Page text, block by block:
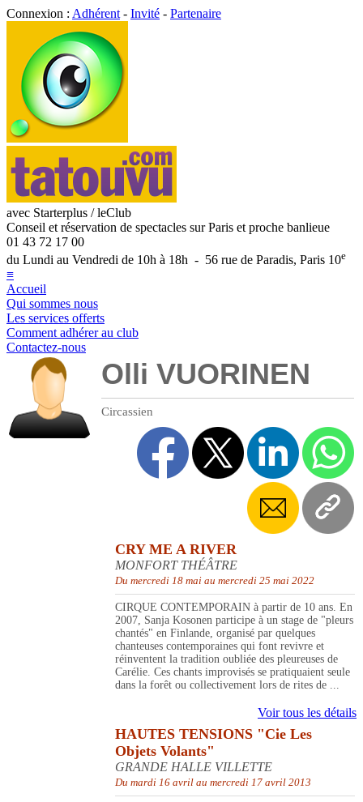
Connexion : Adhérent - Invité - Partenaire
avec Starterplus / leClub
Conseil et réservation de spectacles sur Paris et proche banlieue
01 43 72 17 00
du Lundi au Vendredi de 10h à 18h - 56 rue de Paradis, Paris 10e
≡
Accueil
Qui sommes nous
Les services offerts
Comment adhérer au club
Contactez-nous
Olli VUORINEN
Circassien
CRY ME A RIVER
MONFORT THÉÂTRE
Du mercredi 18 mai au mercredi 25 mai 2022
CIRQUE CONTEMPORAIN à partir de 10 ans. En
2007, Sanja Kosonen participe à un stage de "pleurs
chantés" en Finlande, organisé par quelques
chanteuses contemporaines qui font revivre et
réinventent la tradition oubliée des pleureuses de
Carélie. Ces chants improvisés se pratiquaient seule
dans la forêt ou collectivement lors de rites de ...
Voir tous les détails
HAUTES TENSIONS "Cie Les
Objets Volants"
GRANDE HALLE VILLETTE
Du mardi 16 avril au mercredi 17 avril 2013